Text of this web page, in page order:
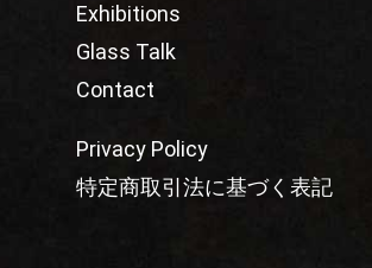
Exhibitions
Glass Talk
Contact
Privacy Policy
特定商取引法に基づく表記